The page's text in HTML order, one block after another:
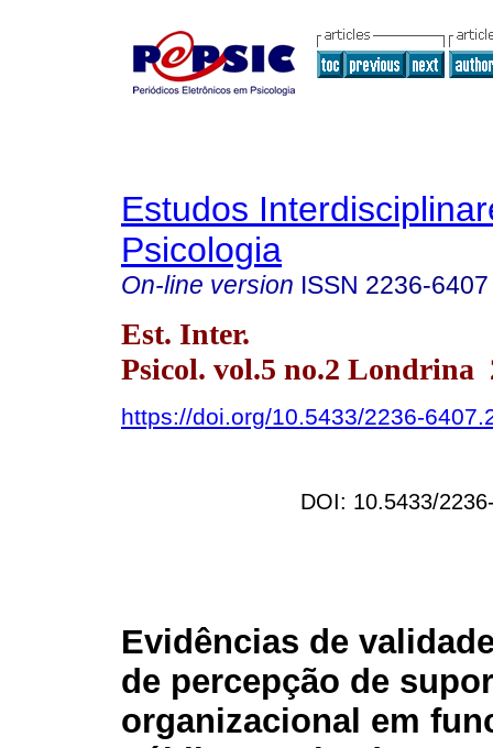
Estudos
Psicologia
On-line version ISSN 2236-6407
Est. Inter.
Psicol. vol.5 no.2 Londrina
https://doi.org/10.5433/2236-
DOI: 10.5433/
Evidências de
de percepção de
organizacional em